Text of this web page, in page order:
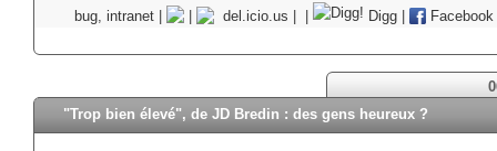
bug, intranet del.icio.us Digg Facebook
"Trop bien élevé", de JD Bredin : des gens heureux ?